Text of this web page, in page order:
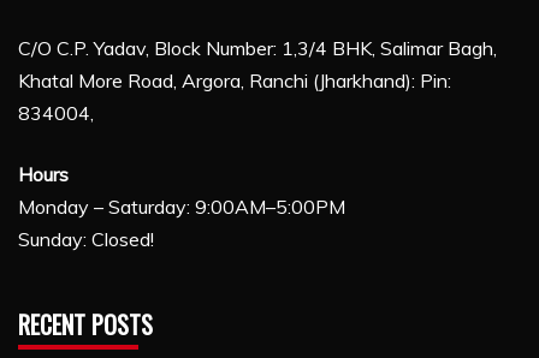
C/O C.P. Yadav, Block Number: 1,3/4 BHK, Salimar Bagh,
Khatal More Road, Argora, Ranchi (Jharkhand): Pin:
834004,
Hours
Monday – Saturday: 9:00AM–5:00PM
Sunday: Closed!
RECENT POSTS